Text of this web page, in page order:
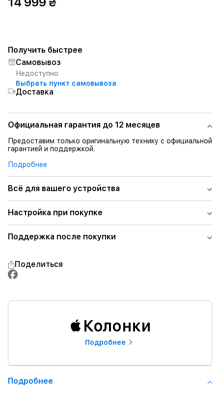
Получить быстрее
Самовывоз
Недоступно
Выбрать пункт самовывоза
Доставка
Официальная гарантия до 12 месяцев
Предоставим только оригинальную технику с официальной
гарантией и поддержкой.
Подробнее
Всё для вашего устройства
Настройка при покупке
Поддержка после покупки
Поделиться
Колонки
Подробнее
Подробнее